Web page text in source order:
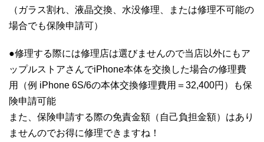
（ガラス割れ、液晶交換、水没修理、または修理不可能の
場合でも保険申請可）
●修理する際には修理店は選びませんので当店以外にもア
ップルストアさんでiPhone本体を交換した場合の修理費
用（例 iPhone 6S/6の本体交換修理費用＝32,400円）も保
険申請可能
また、保険申請する際の免責金額（自己負担金額）はあり
ませんのでお得に修理できますね！